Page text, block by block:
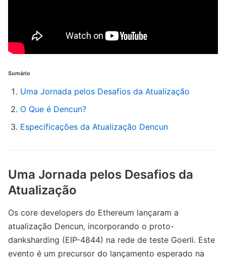
Sumário
Uma Jornada pelos Desafios da Atualização
O Que é Dencun?
Especificações da Atualização Dencun
Uma Jornada pelos Desafios da
Atualização
Os core developers do Ethereum lançaram a
atualização Dencun, incorporando o proto-
danksharding (EIP-4844) na rede de teste Goerli. Este
evento é um precursor do lançamento esperado na